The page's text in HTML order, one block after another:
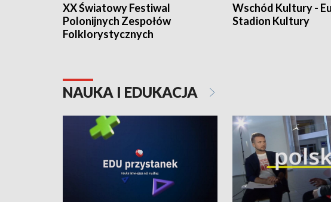
XX Światowy Festiwal
Polonijnych Zespołów
Folklorystycznych
Wschód Kultury -
Stadion Kultury
NAUKA I EDUKACJA